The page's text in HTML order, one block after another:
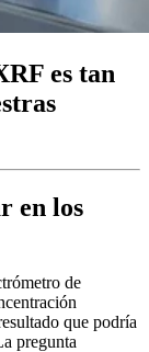
es tan
en los
de
que podría
pregunta